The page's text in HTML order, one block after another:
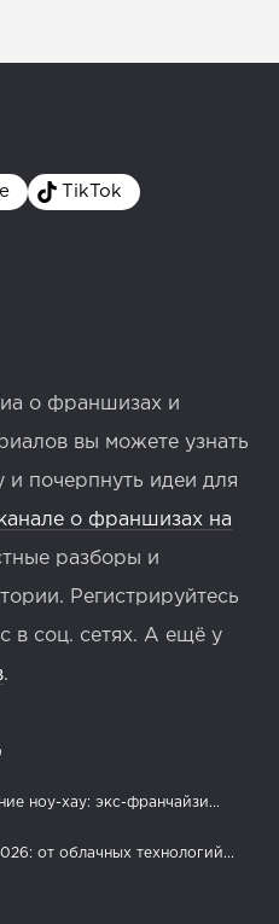
TikTok
о франшизах и
вы можете узнать
почерпнуть идеи для
о франшизах на
разборы и
Регистрируйтесь
в соц. сетях. А ещё у
.
ноу-хау: экс-франчайзи...
от облачных технологий...